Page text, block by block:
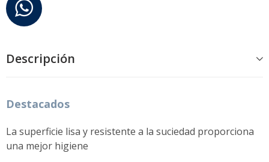
Descripción
Destacados
La superficie lisa y resistente a la suciedad proporciona
una mejor higiene